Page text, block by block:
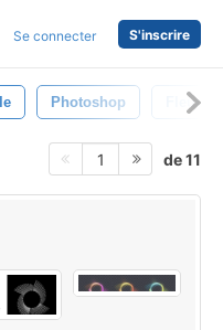
Se connecter S'inscrire
Photoshop Fleurir
1 de 11